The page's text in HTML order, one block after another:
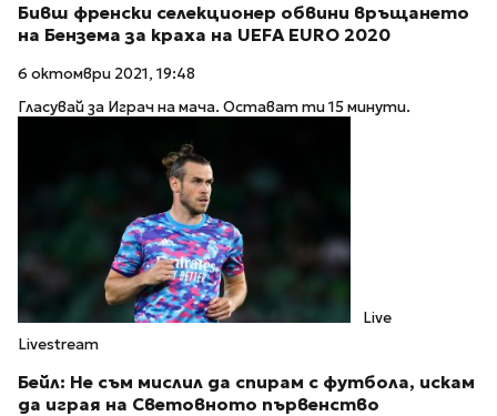
Бивш френски селекционер обвини връщането
на Бензема за краха на UEFA EURO 2020
6 октомври 2021, 19:48
Гласувай за Играч на мача. Остават ти 15 минути.
Live
Livestream
Бейл: Не съм мислил да спирам с футбола, искам
да играя на Световното първенство